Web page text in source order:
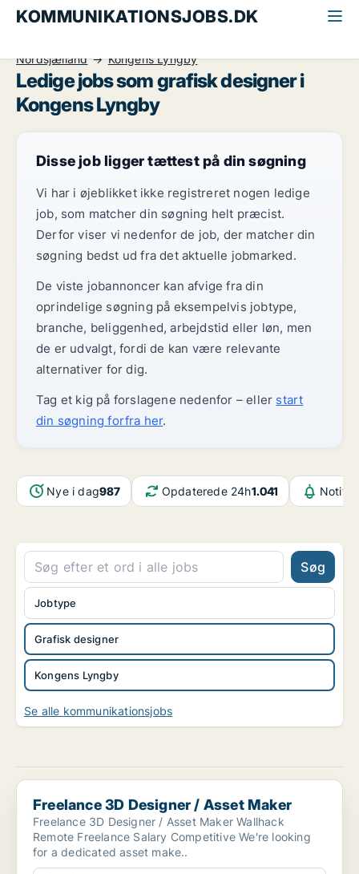
KOMMUNIKATIONSJOBS.DK
Nordsjælland
Kongens Lyngby
Ledige jobs som grafisk designer i
Kongens Lyngby
Disse job ligger tættest på din søgning
Vi har i øjeblikket ikke registreret nogen ledige
job, som matcher din søgning helt præcist.
Derfor viser vi nedenfor de job, der matcher din
søgning bedst ud fra det aktuelle jobmarked.
De viste jobannoncer kan afvige fra din
oprindelige søgning på eksempelvis jobtype,
branche, beliggenhed, arbejdstid eller løn, men
de er udvalgt, fordi de kan være relevante
alternativer for dig.
Tag et kig på forslagene nedenfor – eller start
din søgning forfra her.
Nye i dag987 Opdaterede 24h1.041
Søg
Grafisk designer
Kongens Lyngby
Jobtype
Se alle kommunikationsjobs
Freelance 3D Designer / Asset Maker
Freelance 3D Designer / Asset Maker
Freelance 3D Designer / Asset Maker Wallhack
Remote Freelance Salary Competitive We're looking
for a dedicated asset make..